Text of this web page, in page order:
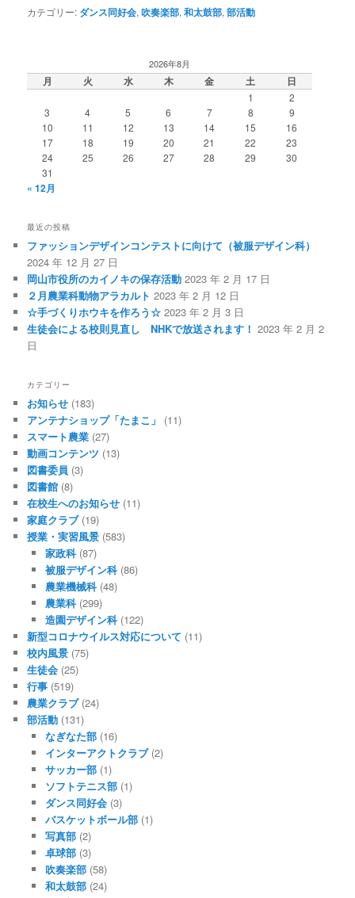
カテゴリー: ダンス同好会,吹奏楽部,和太鼓部,部活動
2026年8月
月 火 水 木 金 土 日
1
2
3
4 5 6 7 8
9
10
11 12 13 14 15
16
17
18 19 20 21 22
23
24
25 26 27 28 29
30
31
« 12月
最近の投稿
ファッションデザインコンテストに向けて（被服デザイン科）
2024 年 12 月 27 日
岡山市役所のカイノキの保存活動 2023 年 2 月 17 日
２月農業科動物アラカルト 2023 年 2 月 12 日
☆手づくりホウキを作ろう☆ 2023 年 2 月 3 日
生徒会による校則見直し NHKで放送されます！ 2023 年 2 月 2
日
カテゴリー
お知らせ (183)
アンテナショップ「たまこ」
(11)
スマート農業 (27)
動画コンテンツ (13)
図書委員 (3)
図書館 (8)
在校生へのお知らせ (11)
家庭クラブ(19)
授業・実習風景 (583)
家政科(87)
被服デザイン科(86)
農業機械科(48)
農業科(299)
造園デザイン科(122)
新型コロナウイルス対応について (11)
校内風景 (75)
生徒会 (25)
行事 (519)
農業クラブ(24)
部活動 (131)
なぎなた部(16)
インターアクトクラブ(2)
サッカー部(1)
ソフトテニス部(1)
ダンス同好会(3)
バスケットボール部(1)
写真部(2)
卓球部(3)
吹奏楽部(58)
和太鼓部(24)